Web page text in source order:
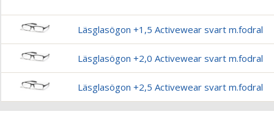
Läsglasögon +1,5 Activewear svart m.fodral
Läsglasögon +2,0 Activewear svart m.fodral
Läsglasögon +2,5 Activewear svart m.fodral